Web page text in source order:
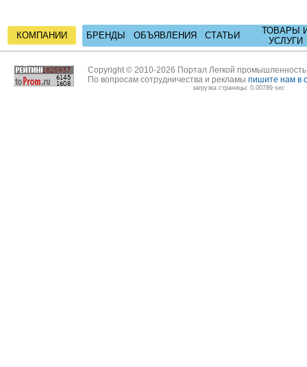
КОМПАНИИ БРЕНДЫ ОБЪЯВЛЕНИЯ СТАТЬИ
ТОВАРЫ
УСЛУГИ
Copyright © 2010-2026 Портал Легкой
По вопросам сотрудничества и рекламы пишите нам в
загрузка страницы: 0.00789 sec